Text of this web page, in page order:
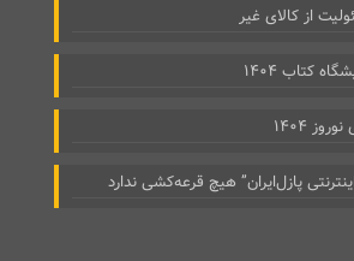
از کالای غیر
کتاب ۱۴۰۴
۱۴۰۴
پازل‌ایران” هیچ قرعه‌کشی ندارد